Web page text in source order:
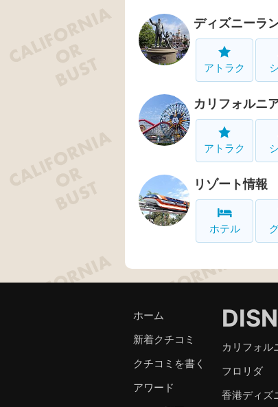
ディズニーラ
アトラク
カリフォルニ
アトラク
リゾート情報
ホテル
ホーム
新着クチコミ
クチコミを書く
アワード
カリフォル
フロリダ
香港ディズ